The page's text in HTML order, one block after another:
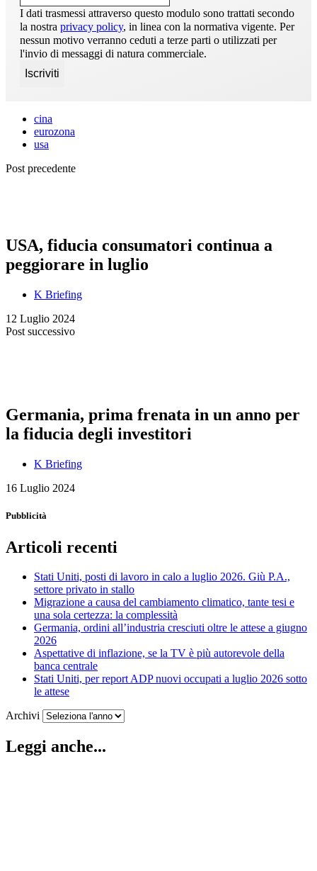
I dati trasmessi attraverso questo modulo sono trattati secondo
la nostra privacy policy, in linea con la normativa vigente. Per
nessun motivo verranno ceduti a terze parti o utilizzati per
l'invio di messaggi di natura commerciale.
cina
eurozona
usa
Post precedente
USA, fiducia consumatori continua a
peggiorare in luglio
K Briefing
12 Luglio 2024
Post successivo
Germania, prima frenata in un anno per
la fiducia degli investitori
K Briefing
16 Luglio 2024
Pubblicità
Articoli recenti
Stati Uniti, posti di lavoro in calo a luglio 2026. Giù P.A.,
settore privato in stallo
Migrazione a causa del cambiamento climatico, tante tesi e
una sola certezza: la complessità
Germania, ordini all’industria cresciuti oltre le attese a giugno
2026
Aspettative di inflazione, se la TV è più autorevole della
banca centrale
Stati Uniti, per report ADP nuovi occupati a luglio 2026 sotto
le attese
Archivi
Leggi anche...